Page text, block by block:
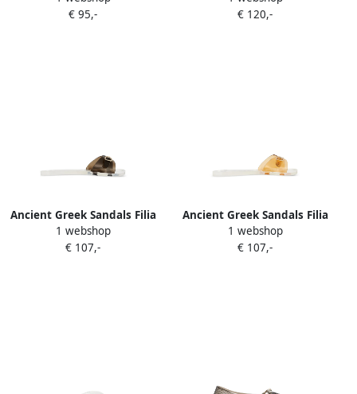
teenbandje Wit
€ 95,-
met kralen Wit
€ 120,-
Ancient Greek Sandals Filia
Jelly slippers met
gespdetail Wit
1 webshop
€ 107,-
Ancient Greek Sandals Filia
Jelly slippers met
gespdetail Wit
1 webshop
€ 107,-